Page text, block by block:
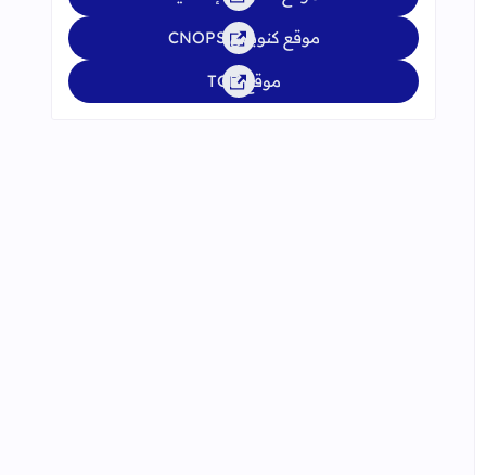
موقع كنوبس CNOPS
موقع TGR